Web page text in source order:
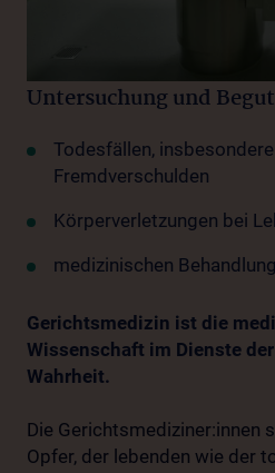
Untersuchung und
Todesfällen,
Fremdverschulden
Körperverletzungen bei
medizinischen
Gerichtsmedizin ist die
Wissenschaft im Dienste
Wahrheit.
Die Gerichtsmediziner:innen
Opfer, der lebenden wie der